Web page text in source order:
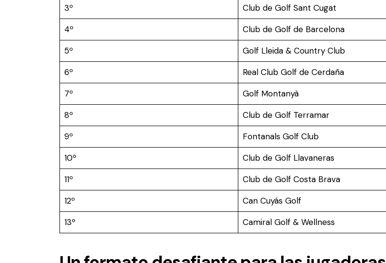
3º
Club de Golf Sant Cugat
4º
Club de Golf de Barcelona
5º
Golf Lleida & Country Club
6º
Real Club Golf de Cerdaña
7º
Golf Montanyà
8º
Club de Golf Terramar
9º
Fontanals Golf Club
10º
Club de Golf Llavaneras
11º
Club de Golf Costa Brava
12º
Can Cuyás Golf
13º
Camiral Golf & Wellness